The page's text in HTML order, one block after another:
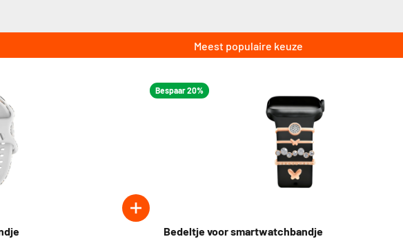
Meest populaire keuze
Bespaar 20%
Bedeltje voor smartwatchbandje